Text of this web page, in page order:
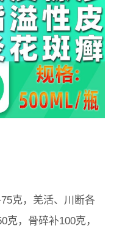
克，羌活、川断各
克，骨碎补100克，